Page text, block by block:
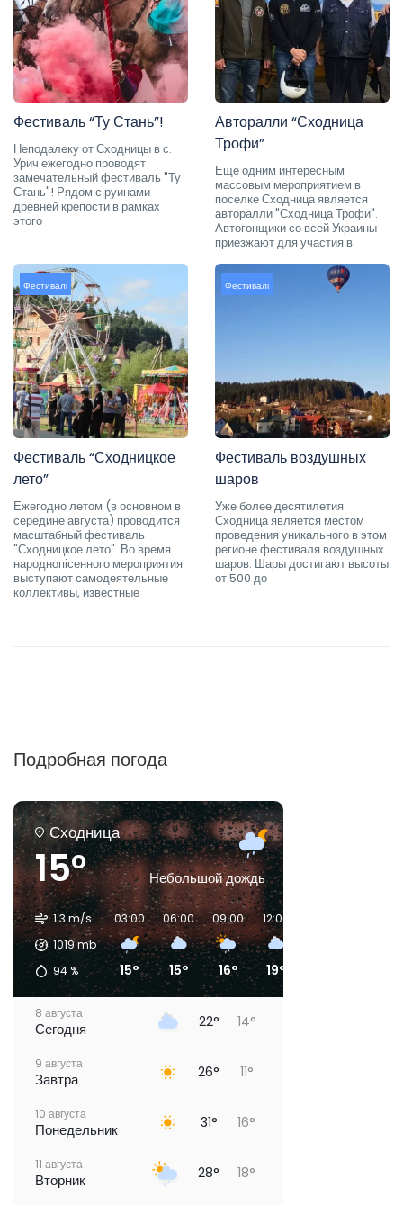
Фестиваль “Ту Стань”!
Неподалеку от Сходницы в с.
Урич ежегодно проводят
замечательный фестиваль "Ту
Стань"! Рядом с руинами
древней крепости в рамках
этого
Авторалли “Сходница
Трофи”
Еще одним интересным
массовым мероприятием в
поселке Сходница является
авторалли "Сходница Трофи".
Автогонщики со всей Украины
приезжают для участия в
Фестивалі
Фестиваль “Сходницкое
лето”
Ежегодно летом (в основном в
середине августа) проводится
масштабный фестиваль
"Сходницкое лето". Во время
народнопісенного мероприятия
выступают самодеятельные
коллективы, известные
Фестивалі
Фестиваль воздушных
шаров
Уже более десятилетия
Сходница является местом
проведения уникального в этом
регионе фестиваля воздушных
шаров. Шары достигают высоты
от 500 до
Подробная погода
Сходница
15° Небольшой дождь
1.3 m/s
1019mb
94%
03:00
15°
06:00
15°
09:00
16°
12:00
19°
8 августа
Сегодня 22° 14°
9 августа
Завтра 26° 11°
10 августа
Понедельник 31° 16°
11 августа
Вторник 28° 18°